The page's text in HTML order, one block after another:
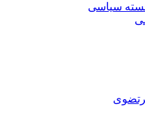
سیاسی